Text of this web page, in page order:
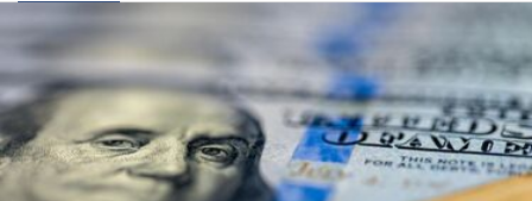
найближчими днями
Яким буде курс валюти в обмінниках
6.08.2026 22:58 152,2 т.
Українцям обіцяють по 850 грн від
мобільних операторів: що не так з